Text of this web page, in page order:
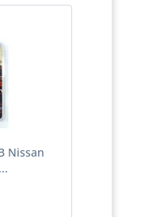
Nissan